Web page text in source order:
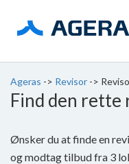
Ageras -> Revisor ->
Find den rette
Ønsker du at finde en
og modtag tilbud fra 3